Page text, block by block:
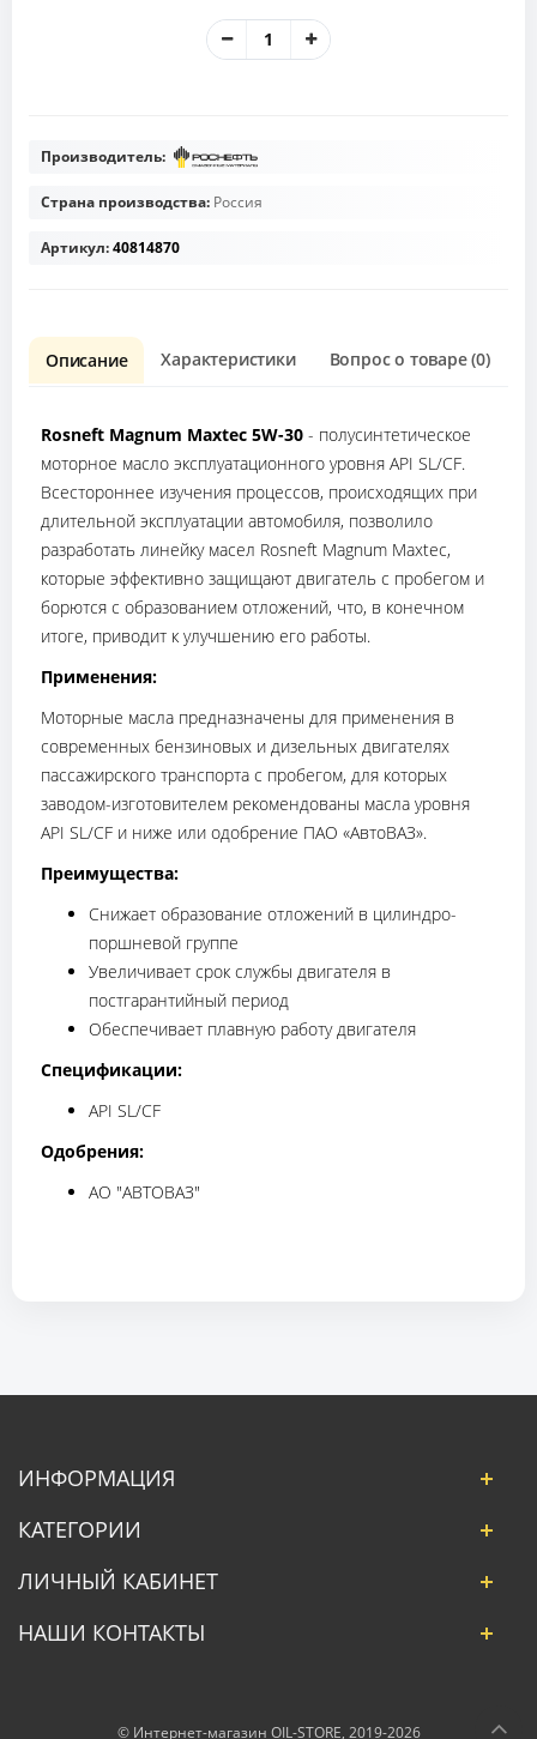
Производитель:
Страна производства: Россия
Артикул:40814870
Описание Характеристики Вопрос о товаре (0)
Rosneft Magnum Maxtec 5W-30 - полусинтетическое
моторное масло эксплуатационного уровня API SL/CF.
Всестороннее изучения процессов, происходящих при
длительной эксплуатации автомобиля, позволило
разработать линейку масел Rosneft Magnum Maxtec,
которые эффективно защищают двигатель с пробегом и
борются с образованием отложений, что, в конечном
итоге, приводит к улучшению его работы.
Применения:
Моторные масла предназначены для применения в
современных бензиновых и дизельных двигателях
пассажирского транспорта с пробегом, для которых
заводом-изготовителем рекомендованы масла уровня
API SL/CF и ниже или одобрение ПАО «АвтоВАЗ».
Преимущества:
Снижает образование отложений в цилиндро-
поршневой группе
Увеличивает срок службы двигателя в
постгарантийный период
Обеспечивает плавную работу двигателя
Спецификации:
API SL/CF
Одобрения:
АО "АВТОВАЗ"
ИНФОРМАЦИЯ
КАТЕГОРИИ
ЛИЧНЫЙ КАБИНЕТ
НАШИ КОНТАКТЫ
© Интернет-магазин OIL-STORE, 2019-2026